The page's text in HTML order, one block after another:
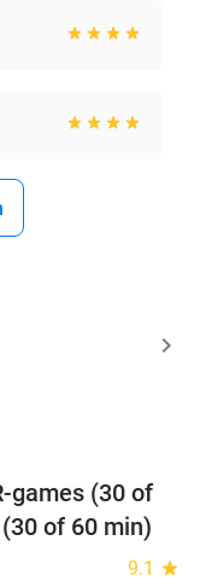
49%
games (30 of
of 60 min)
9.1 star